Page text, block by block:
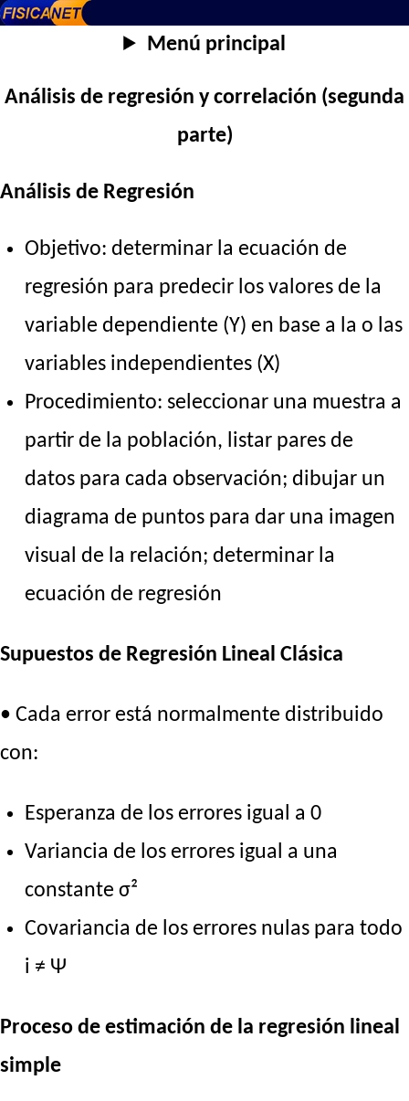
Menú principal
Análisis de regresión y correlación (segunda
parte)
Análisis de Regresión
Objetivo: determinar la ecuación de
regresión para predecir los valores de la
variable dependiente (Y) en base a la o las
variables independientes (X)
Procedimiento: seleccionar una muestra a
partir de la población, listar pares de
datos para cada observación; dibujar un
diagrama de puntos para dar una imagen
visual de la relación; determinar la
ecuación de regresión
Supuestos de Regresión Lineal Clásica
• Cada error está normalmente distribuido
con:
Esperanza de los errores igual a 0
Variancia de los errores igual a una
constante σ²
Covariancia de los errores nulas para todo
i ≠ Ψ
Proceso de estimación de la regresión lineal
simple